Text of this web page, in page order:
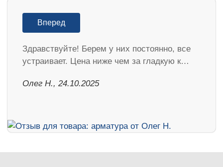
Вперед
Здравствуйте! Берем у них постоянно, все
устраивает. Цена ниже чем за гладкую к…
Олег Н., 24.10.2025